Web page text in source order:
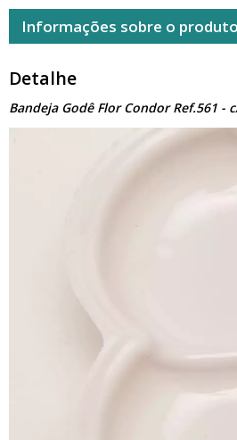
Informações sobre o produto
Detalhe
Bandeja Godê Flor Condor Ref.561 -